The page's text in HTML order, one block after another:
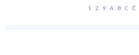
1 2 9 A B C Č